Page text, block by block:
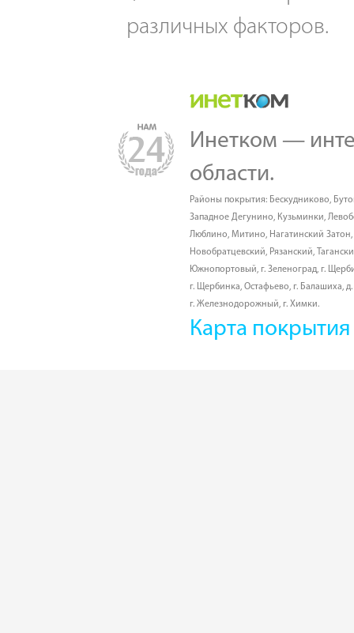
различных факторов.
Инетком —
области.
Районы покрытия: Бескудниково,
Западное Дегунино, Кузьминки,
Люблино, Митино, Нагатинский Затон,
Новобратцевский, Рязанский,
Южнопортовый, г. Зеленоград, г.
г. Щербинка, Остафьево, г. Балашиха,
г. Железнодорожный, г. Химки.
Карта